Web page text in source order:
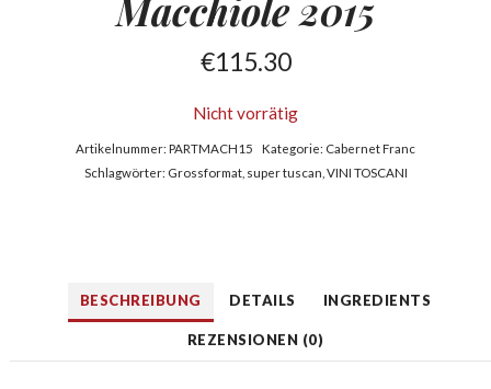
Macchiole 2015
€115.30
Nicht vorrätig
Artikelnummer:PARTMACH15 Kategorie: Cabernet Franc
Schlagwörter: Grossformat, super tuscan VINI TOSCANI
BESCHREIBUNG DETAILS INGREDIENTS
REZENSIONEN (0)